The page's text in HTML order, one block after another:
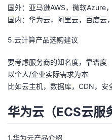
国外：亚马逊AWS，微软Azure
国内：华为云，阿里云，百度云
5.云计算产品选购建议
要考虑服务商的知名度，靠谱度
以个人/企业实际需求为本
比如云主机，数据库，CDN，安
华为云（ECS云服
1.华为云产品介绍